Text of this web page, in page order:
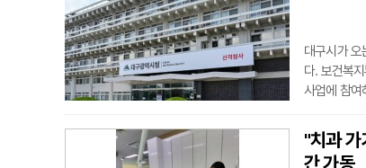
대구시가
다. 보건복
사업에 참여
산, 충북, 전
인력난을
"치과 가
간 가동